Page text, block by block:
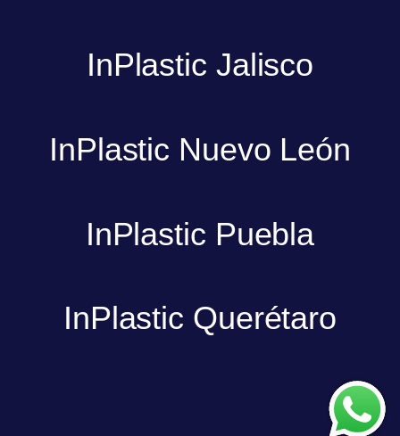
InPlastic Jalisco
InPlastic Nuevo León
InPlastic Puebla
InPlastic Querétaro